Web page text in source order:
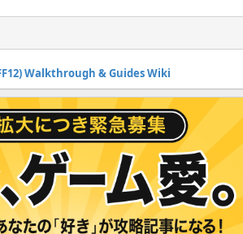
Walkthrough & Guides Wiki